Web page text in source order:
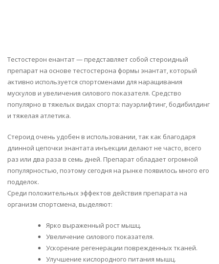
Тестостерон енантат — представляет собой стероидный
препарат на основе тестостерона формы энантат, который
активно используется спортсменами для наращивания
мускулов и увеличения силового показателя. Средство
популярно в тяжелых видах спорта: пауэрлифтинг, бодибилдинг
и тяжелая атлетика.
Стероид очень удобен в использовании, так как благодаря
длинной цепочки энантата инъекции делают не часто, всего
раз или два раза в семь дней. Препарат обладает огромной
популярностью, поэтому сегодня на рынке появилось много его
подделок.
Среди положительных эффектов действия препарата на
организм спортсмена, выделяют:
Ярко выраженный рост мышц.
Увеличение силового показателя.
Ускорение регенерации поврежденных тканей.
Улучшение кислородного питания мышц.